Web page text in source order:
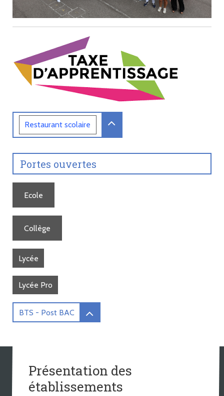
Restaurantscolaire
Portes ouvertes
Ecole
Collège
Lycée
Lycée Pro
BTS - Post BAC
Présentation des
établissements